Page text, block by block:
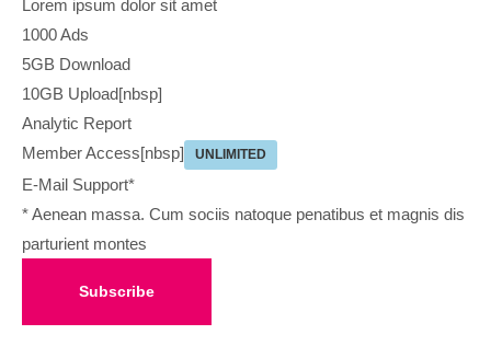
Lorem ipsum dolor sit amet
1000 Ads
5GB Download
10GB Upload[nbsp]
Analytic Report
Member Access[nbsp]
UNLIMITED
E-Mail Support*
* Aenean massa. Cum sociis natoque penatibus et magnis dis
parturient montes
Subscribe